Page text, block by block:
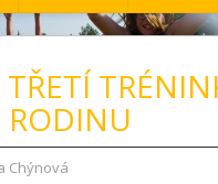
TŘETÍ
RODINU
Chýnová